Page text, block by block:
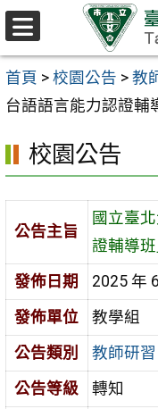
跳至主要內容區
首頁 > 校園公告 > 教
台語語言能力認證輔
校園公告
公告主旨
國立臺
證輔導班
發佈日期
2025 年
發佈單位
教學組
公告類別
教師研習
公告等級
轉知
選
單